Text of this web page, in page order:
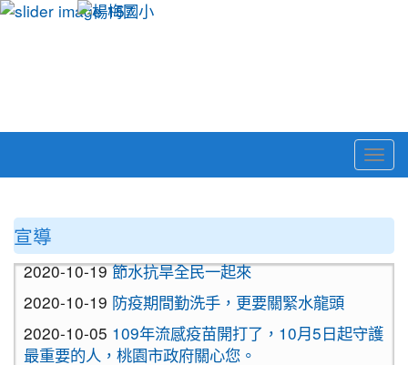
宣導
2020-10-19節水抗旱全民一起來
2020-10-19 防疫期間勤洗手，更要關緊水龍頭
2020-10-05 109年流感疫苗開打了，10月5日起守護
最重要的人，桃園市政府關心您。